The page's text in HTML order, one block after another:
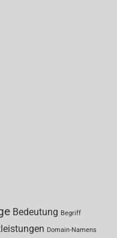
Bedeutung Begriff
Domain-Namens